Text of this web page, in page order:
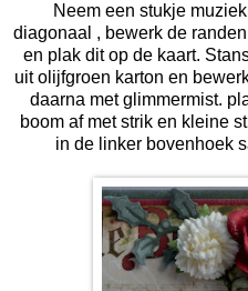
Neem een stukje
diagonaal , bewerk de
en plak dit op de kaart.
uit olijfgroen karton en
daarna met glimmermist.
boom af met strik en kleine
in de linker bovenhoek